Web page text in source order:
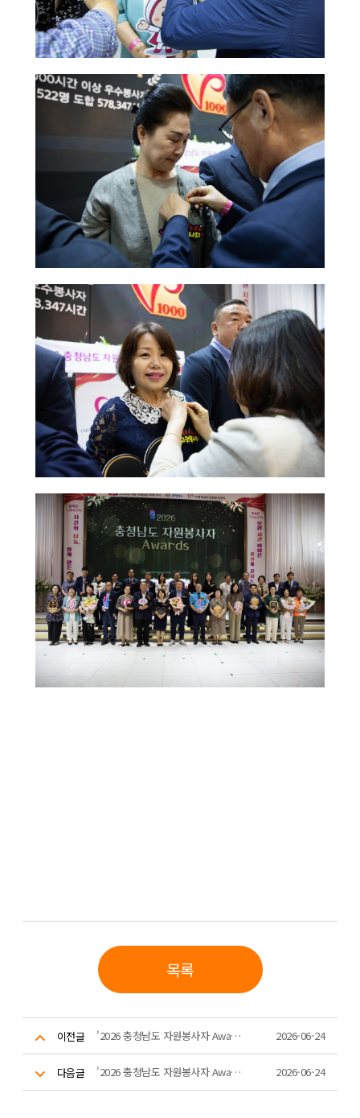
목록
이전글 '2026 충청남도 자원봉사자 Awards' 8,000시간 우수봉사자 공로패 수여 (1) 2026-06-24
다음글 '2026 충청남도 자원봉사자 Awards' 5,000시간 우수봉사자 배지수여 2026-06-24